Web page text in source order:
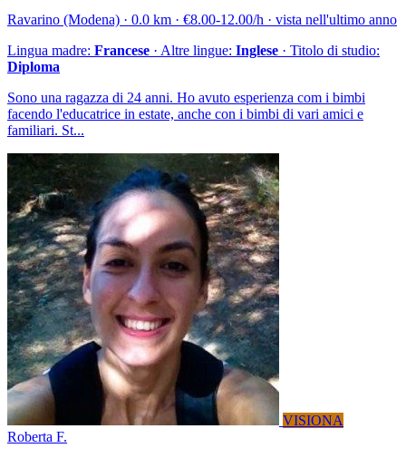
Ravarino (Modena) · 0.0 km · €8.00-12.00/h · vista nell'ultimo anno
Lingua madre: Francese · Altre lingue: Inglese · Titolo di studio:
Diploma
Sono una ragazza di 24 anni. Ho avuto esperienza com i bimbi
facendo l'educatrice in estate, anche con i bimbi di vari amici e
familiari. St...
VISIONA
Roberta F.